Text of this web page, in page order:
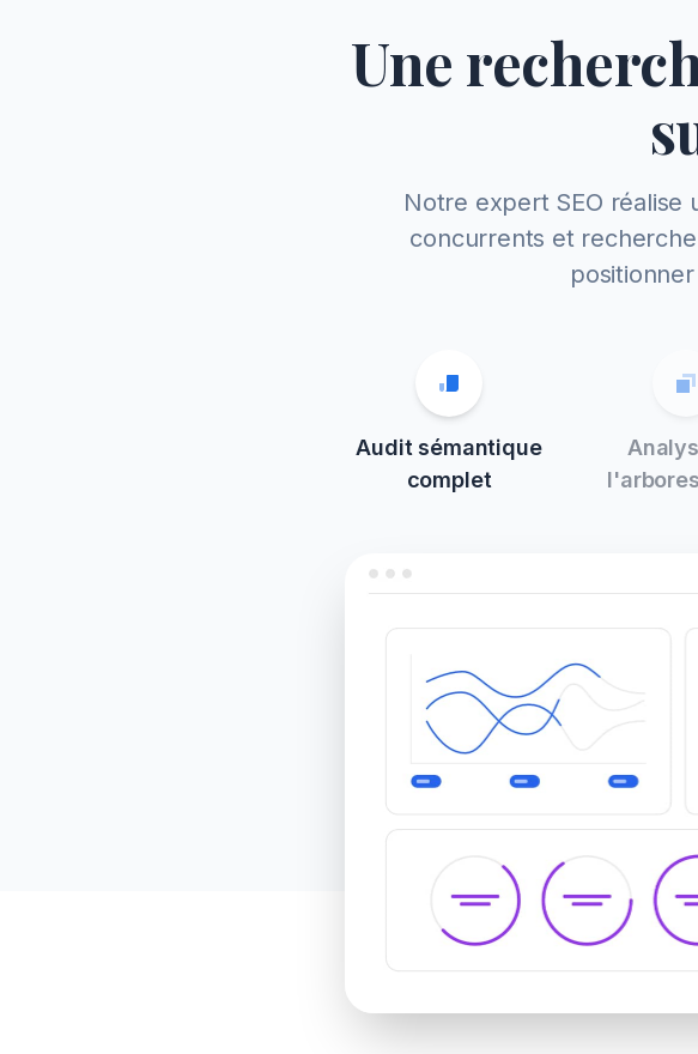
Une
Notre expert SEO réalise
concurrents et
Audit sémantique
complet